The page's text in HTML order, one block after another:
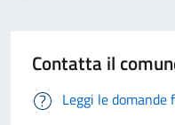
Contatta il
Leggi le domande